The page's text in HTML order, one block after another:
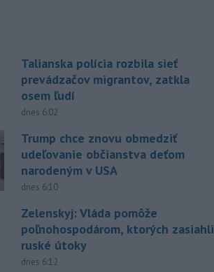
Talianska polícia rozbila sieť
prevádzačov migrantov, zatkla
osem ľudí
dnes 6:02
Trump chce znovu obmedziť
udeľovanie občianstva deťom
narodeným v USA
dnes 6:10
Zelenskyj: Vláda pomôže
poľnohospodárom, ktorých zasiahli
ruské útoky
dnes 6:12